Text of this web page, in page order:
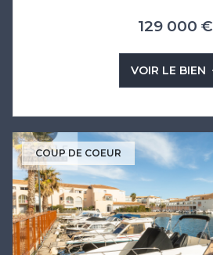
129 000 €
VOIR LE BIEN
COUP DE COEUR